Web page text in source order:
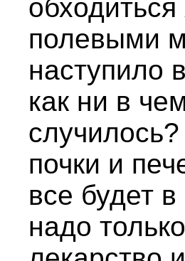
полевыми
наступило
как ни в
почки и
все будет
надо